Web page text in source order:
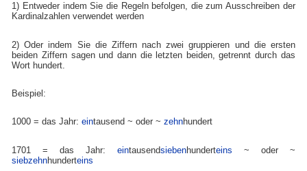
1) Entweder indem Sie die Regeln befolgen, die zum Ausschreiben der
Kardinalzahlen verwendet werden
2) Oder indem Sie die Ziffern nach zwei gruppieren und die ersten
beiden Ziffern sagen und dann die letzten beiden, getrennt durch das
Wort hundert.
Beispiel:
1000 = das Jahr:eintausend ~ oder ~zehnhundert
1701 = das Jahr: eintausendsiebenhunderteins ~ oder ~
siebzehnhunderteins